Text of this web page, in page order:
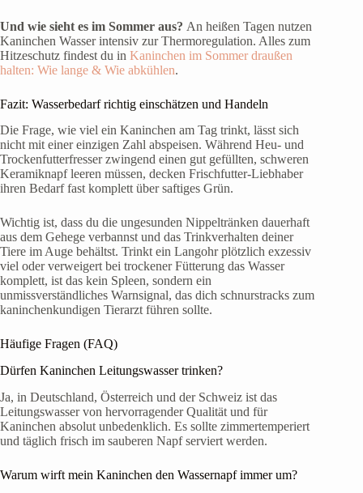
Und wie sieht es im Sommer aus? An heißen Tagen nutzen
Kaninchen Wasser intensiv zur Thermoregulation. Alles zum
Hitzeschutz findest du in Kaninchen im Sommer draußen
halten: Wie lange & Wie abkühlen.
Fazit: Wasserbedarf richtig einschätzen und Handeln
Die Frage, wie viel ein Kaninchen am Tag trinkt, lässt sich
nicht mit einer einzigen Zahl abspeisen. Während Heu- und
Trockenfutterfresser zwingend einen gut gefüllten, schweren
Keramiknapf leeren müssen, decken Frischfutter-Liebhaber
ihren Bedarf fast komplett über saftiges Grün.
Wichtig ist, dass du die ungesunden Nippeltränken dauerhaft
aus dem Gehege verbannst und das Trinkverhalten deiner
Tiere im Auge behältst. Trinkt ein Langohr plötzlich exzessiv
viel oder verweigert bei trockener Fütterung das Wasser
komplett, ist das kein Spleen, sondern ein
unmissverständliches Warnsignal, das dich schnurstracks zum
kaninchenkundigen Tierarzt führen sollte.
Häufige Fragen (FAQ)
Dürfen Kaninchen Leitungswasser trinken?
Ja, in Deutschland, Österreich und der Schweiz ist das
Leitungswasser von hervorragender Qualität und für
Kaninchen absolut unbedenklich. Es sollte zimmertemperiert
und täglich frisch im sauberen Napf serviert werden.
Warum wirft mein Kaninchen den Wassernapf immer um?